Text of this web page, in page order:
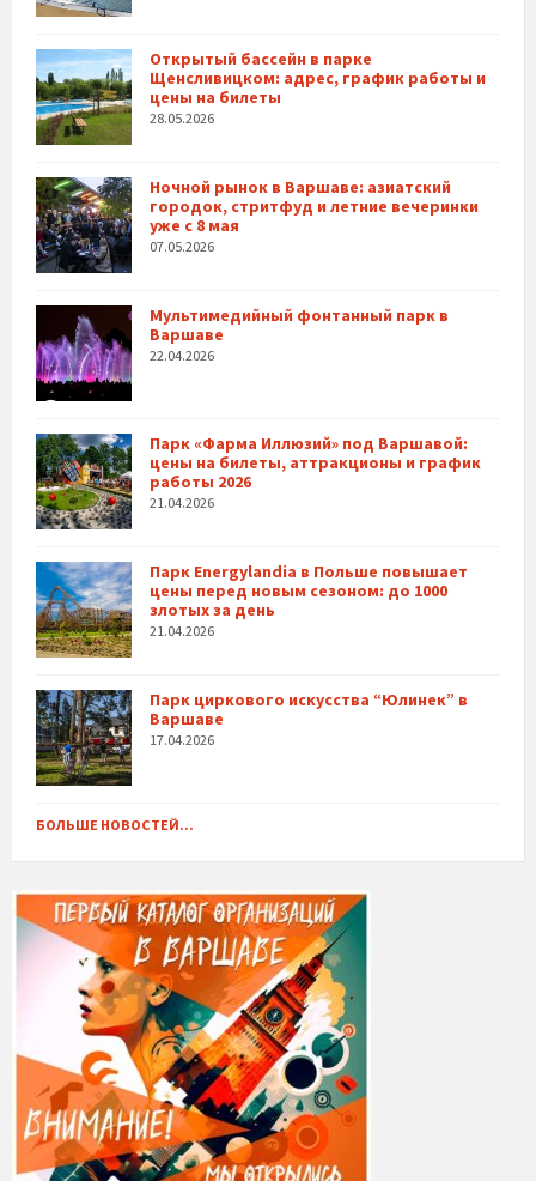
Открытый бассейн в парке
Щенсливицком: адрес, график работы и
цены на билеты
28.05.2026
Ночной рынок в Варшаве: азиатский
городок, стритфуд и летние вечеринки
уже с 8 мая
07.05.2026
Мультимедийный фонтанный парк в
Варшаве
22.04.2026
Парк «Фарма Иллюзий» под Варшавой:
цены на билеты, аттракционы и график
работы 2026
21.04.2026
Парк Energylandia в Польше повышает
цены перед новым сезоном: до 1000
злотых за день
21.04.2026
Парк циркового искусства “Юлинек” в
Варшаве
17.04.2026
БОЛЬШЕ НОВОСТЕЙ...